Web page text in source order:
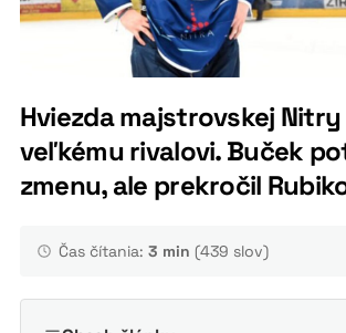
Hviezda majstrovskej
veľkému rivalovi. Buček
zmenu, ale prekročil
Čas čítania: 3 min (439 slov)